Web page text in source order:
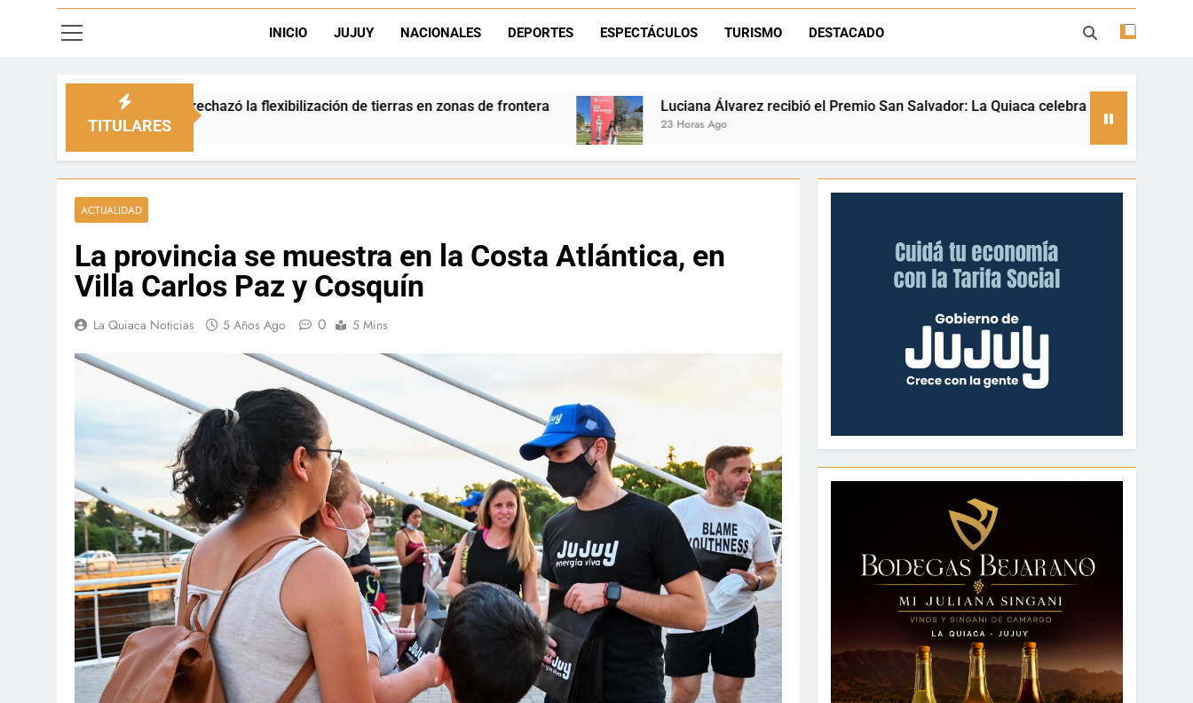
INICIO JUJUY NACIONALES DEPORTES ESPECTÁCULOS TURISMO DESTACADO
TITULARES
rechazó la flexibilización de tierras en zonas de frontera Luciana Álvarez recibió el Premio San Salvador: La Quiaca celebra a una referente nacional del taekwondo
ACTUALIDAD
La provincia se muestra en la Costa Atlántica, en
Villa Carlos Paz y Cosquín
La Quiaca Noticias 5 Años Ago 0 5 Mins